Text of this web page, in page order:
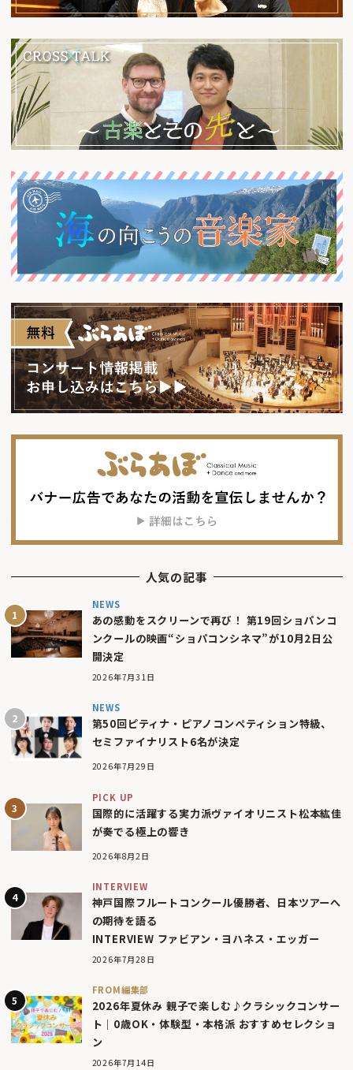
人気の記事
NEWS
あの感動をスクリーンで再び！ 第19回ショパンコ
ンクールの映画“ショパコンシネマ”が10月2日公
開決定
2026年7月31日
NEWS
第50回ピティナ・ピアノコンペティション特級、
セミファイナリスト6名が決定
2026年7月29日
PICK UP
国際的に活躍する実力派ヴァイオリニスト松本紘佳
が奏でる極上の響き
2026年8月2日
INTERVIEW
神戸国際フルートコンクール優勝者、日本ツアーへ
の期待を語る
INTERVIEW ファビアン・ヨハネス・エッガー
2026年7月28日
FROM編集部
2026年夏休み 親子で楽しむ♪クラシックコンサー
ト｜0歳OK・体験型・本格派 おすすめセレクショ
ン
2026年7月14日